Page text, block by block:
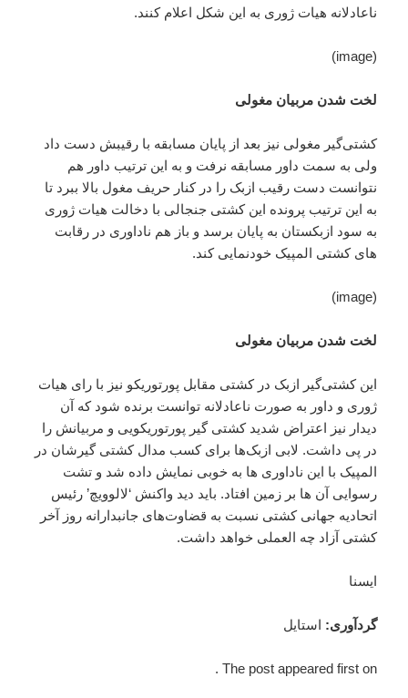
ناعادلانه هیات ژوری به این شکل اعلام کنند.
(image)
لخت شدن مربیان مغولی
کشتی‌گیر مغولی نیز بعد از پایان مسابقه با رقیبش دست داد
ولی به سمت داور مسابقه نرفت و به این ترتیب داور هم
نتوانست دست رقیب ازبک را در کنار حریف مغول بالا ببرد تا
به این ترتیب پرونده این کشتی جنجالی با دخالت هیات ژوری
به سود ازبکستان به پایان برسد و باز هم ناداوری در رقابت
های کشتی المپیک خودنمایی کند.
(image)
لخت شدن مربیان مغولی
این کشتی‌گیر ازبک در کشتی‌ مقابل پورتوریکو نیز با رای هیات
ژوری و داور به صورت ناعادلانه توانست برنده شود که آن
دیدار نیز اعتراض شدید کشتی گیر پورتوریکویی و مربیانش را
در پی داشت. لابی ازبک‌ها برای کسب مدال کشتی گیرشان در
المپیک با این ناداوری ها به خوبی نمایش داده شد و تشت
رسوایی آن ها بر زمین افتاد. باید دید واکنش ‘لالوویچ’ رئیس
اتحادیه جهانی کشتی نسبت به قضاوت‌های جانبدارانه روز آخر
کشتی آزاد چه ‌العملی خواهد داشت.
ایسنا
گردآوری: استایل
The post appeared first on .